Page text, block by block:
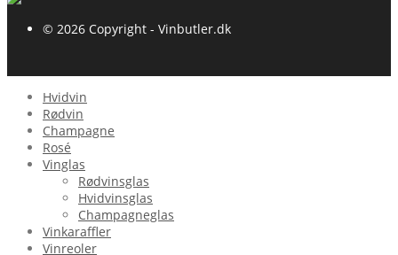
© 2026 Copyright - Vinbutler.dk
Hvidvin
Rødvin
Champagne
Rosé
Vinglas
Rødvinsglas
Hvidvinsglas
Champagneglas
Vinkaraffler
Vinreoler